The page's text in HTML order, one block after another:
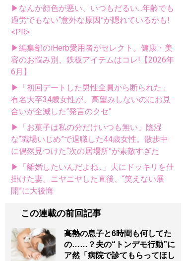
▶なんか顔色が悪い、いつもだるい...年齢でも
過労でもない“意外な原因”が隠れているかも!
<PR>
▶編集部のiHerb愛用者がセレクト。健康・美
容のお悩み別、鉄板アイテムはコレ!【2026年
6月】
▶「初回デートした男性全員から断られた」
有名大卒34歳女性が、高望みしないのにお見
合いが全滅した“発言のクセ”
▶「お菓子は私の分だけいつも無い」陰湿
な“職場いじめ”で退職した44歳女性。散歩中
に偶然見つけた“次の居場所”が素敵すぎた
▶「離婚したいんだよね...」夫にドッキリを仕
掛けた妻。ニヤニヤした直後、“笑えない展
開”に大後悔
この連載の前回記事
高熱の息子と6時間も何してた
の……？夫の“トンデモ行動”に
ア然「病院で診てもらってほし